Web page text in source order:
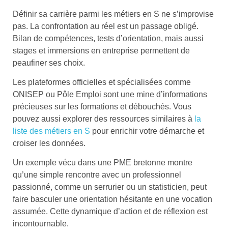
Définir sa carrière parmi les métiers en S ne s’improvise
pas. La confrontation au réel est un passage obligé.
Bilan de compétences, tests d’orientation, mais aussi
stages et immersions en entreprise permettent de
peaufiner ses choix.
Les plateformes officielles et spécialisées comme
ONISEP ou Pôle Emploi sont une mine d’informations
précieuses sur les formations et débouchés. Vous
pouvez aussi explorer des ressources similaires à la
liste des métiers en S pour enrichir votre démarche et
croiser les données.
Un exemple vécu dans une PME bretonne montre
qu’une simple rencontre avec un professionnel
passionné, comme un serrurier ou un statisticien, peut
faire basculer une orientation hésitante en une vocation
assumée. Cette dynamique d’action et de réflexion est
incontournable.